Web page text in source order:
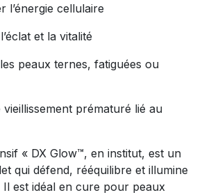
cellulaire
et la vitalité
ternes, fatiguées ou
prématuré lié au
« DX Glow™, en institut, est un
qui défend, rééquilibre et illumine
est idéal en cure pour peaux